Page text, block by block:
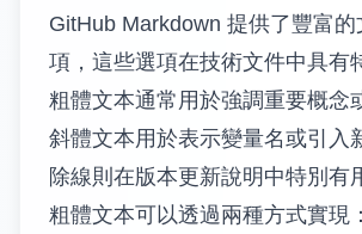
GitHub Markdown 提供了豐富的
項，這些選項在技術文件中具有
粗體文本通常用於強調重要概念
斜體文本用於表示變量名或引入
除線則在版本更新說明中特別有
粗體文本可以透過兩種方式實現